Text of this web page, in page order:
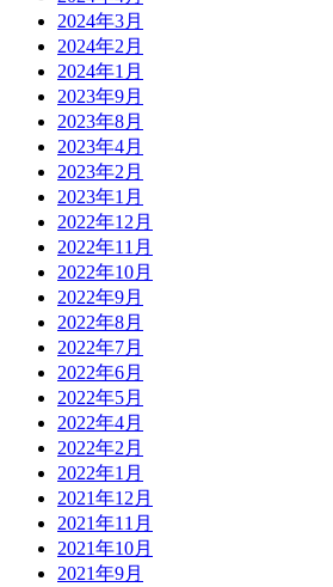
2024年3月
2024年2月
2024年1月
2023年9月
2023年8月
2023年4月
2023年2月
2023年1月
2022年12月
2022年11月
2022年10月
2022年9月
2022年8月
2022年7月
2022年6月
2022年5月
2022年4月
2022年2月
2022年1月
2021年12月
2021年11月
2021年10月
2021年9月